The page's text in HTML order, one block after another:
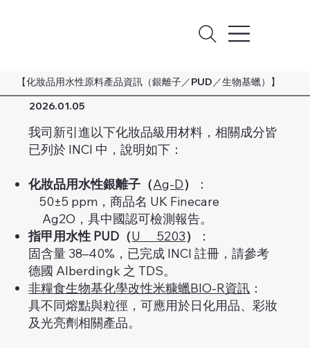
【化妝品用水性原料產品資訊（銀離子／PUD／生物基蠟）】
2026.01.05
我司新引進以下化妝品級用材料，相關成分皆
已列於 INCI 中，說明如下：
化妝品用水性銀離子（Ag-D）
：
50±5 ppm，商品名 UK Finecare
Ag2O，具中國認可檢測報告。
指甲用水性 PUD（U 5203）
：
固含量 38–40%，已完成 INCI 註冊，請參考
德國 Alberdingk 之 TDS。
非糧食生物基化學改性米糠蠟BIO-R資訊 ：
具不同熔點與粒徑，可應用於日化用品、彩妝
及光亮劑相關產品。